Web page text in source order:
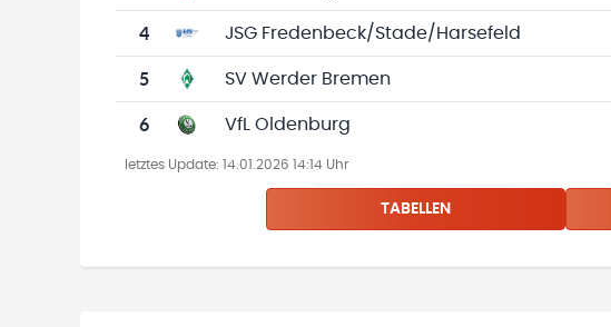
4 JSG Fredenbeck/Stade/Harsefeld
5 SV Werder Bremen
6 VfL Oldenburg
letztes Update: 14.01.2026 14:14 Uhr
TABELLEN